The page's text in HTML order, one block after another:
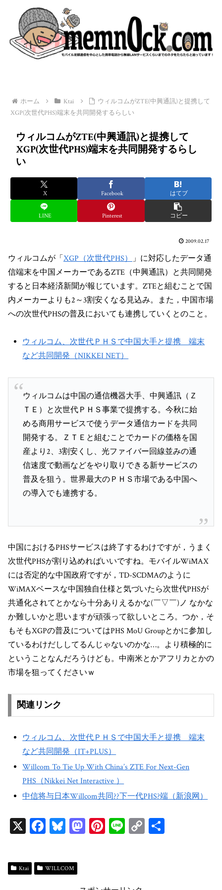
ホーム Ktai
ウィルコムがZTE(中興通訊)と提携して
XGP(次世代PHS)端末を共同開発するらしい
ウィルコムがZTE(中興通訊)と提携して
XGP(次世代PHS)端末を共同開発するらし
い
X Facebook はてブ
LINE Pinterest コピー
2009.02.17
ウィルコムが「XGP（次世代PHS） 」に対応したデータ通
信端末を中国メーカーであるZTE（中興通訊）と共同開発
すると日本経済新聞が報じています。ZTEと組むことで国
内メーカーよりも2～3割安くなる見込み。また，中国市場
への次世代PHSの普及においても連携していくとのこと。
ウィルコム、次世代ＰＨＳで中国大手と提携 端末
など共同開発（NIKKEI NET）
ウィルコムは中国の通信機器大手、中興通訊（Ｚ
ＴＥ）と次世代ＰＨＳ事業で提携する。今秋に始
める商用サービスで使うデータ通信カードを共同
開発する。ＺＴＥと組むことでカードの価格を国
産より2、3割安くし、光ファイバー回線並みの通
信速度で動画などをやり取りできる新サービスの
普及を狙う。世界最大のＰＨＳ市場である中国へ
の導入でも連携する。
中国におけるPHSサービスは終了するわけですが，うまく
次世代PHSが割り込めればいいですね。モバイルWiMAX
には否定的な中国政府ですが，TD-SCDMAのように
WiMAXベースな中国独自仕様と気づいたら次世代PHSが
共通化されてとかなら十分ありえるかな(￣▽￣)ノ なかな
か難しいかと思いますが頑張って欲しいところ。つか，そ
もそもXGPの普及についてはPHS MoU Groupとかに参加し
ているわけだししてるんじゃないのかな…。より積極的に
ということなんだろうけども。中南米とかアフリカとかの
市場を狙ってくださいｗ
関連リンク
ウィルコム、次世代ＰＨＳで中国大手と提携 端末
など共同開発（IT+PLUS）
Willcom To Tie Up With China’s ZTE For Next-Gen
PHS（Nikkei Net Interactive ）
中信将与日本Willcom共同??下一代PHS?端（新浪网）
X Fa
bo
ok
Bl
sk
y
M Pi Li C
Ktai WILLCOM